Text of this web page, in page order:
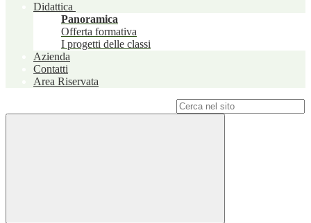
Didattica
Panoramica
Offerta formativa
I progetti delle classi
Azienda
Contatti
Area Riservata